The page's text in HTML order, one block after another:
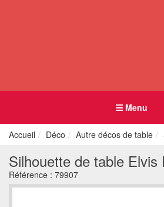
Menu
Accueil Déco Autre décos de table
Silhouette de table Elvis
Référence : 79907